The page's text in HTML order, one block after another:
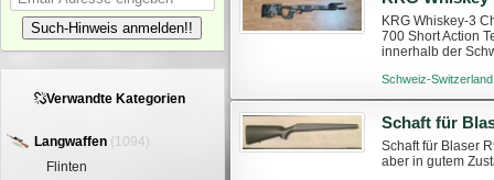
KRG Whiskey-3
700 Short Action
innerhalb der
Schweiz-
Schaft für
Schaft für Blaser
aber in gutem
Such-Hinweis anmelden!!
Verwandte Kategorien
Langwaffen (1094)
Flinten